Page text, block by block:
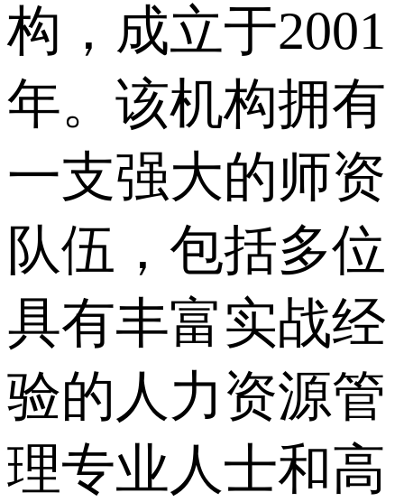
构，成立于2001
年。该机构拥有
一支强大的师资
队伍，包括多位
具有丰富实战经
验的人力资源管
理专业人士和高